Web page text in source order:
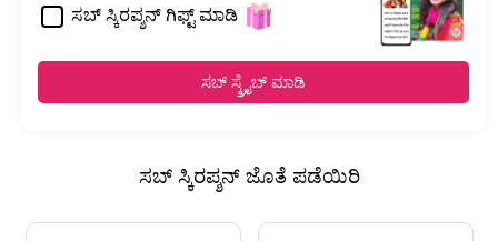
ಸಬ್ ಸ್ಕಿರಪ್ಶನ್ ಗಿಫ್ಟ್ ಮಾಡಿ
ಸಬ್ ಸ್ಕ್ರೈಬ್ ಮಾಡಿ
ಸಬ್ ಸ್ಕಿರಪ್ಶನ್ ಜೊತೆ ಪಡೆಯಿರಿ